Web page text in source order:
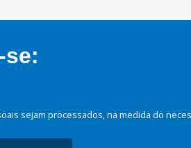
sejam processados, na medida do